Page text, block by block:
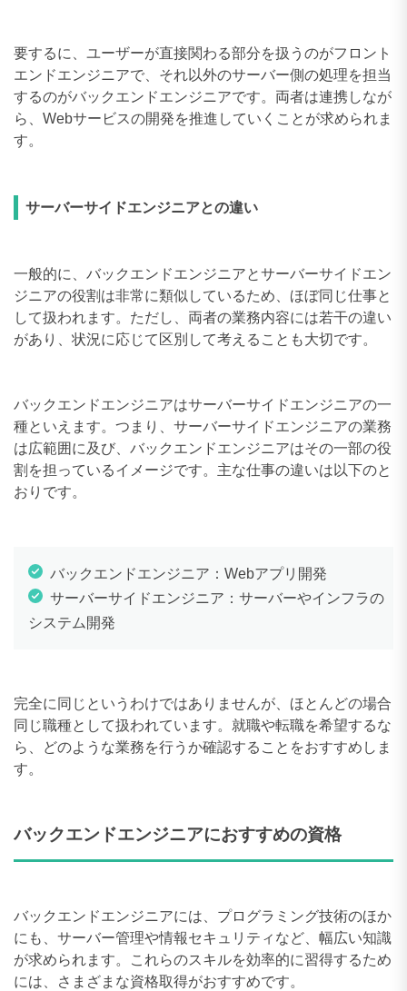
要するに、ユーザーが直接関わる部分を扱うのがフロント
エンドエンジニアで、それ以外のサーバー側の処理を担当
するのがバックエンドエンジニアです。両者は連携しなが
ら、Webサービスの開発を推進していくことが求められま
す。
サーバーサイドエンジニアとの違い
一般的に、バックエンドエンジニアとサーバーサイドエン
ジニアの役割は非常に類似しているため、ほぼ同じ仕事と
して扱われます。ただし、両者の業務内容には若干の違い
があり、状況に応じて区別して考えることも大切です。
バックエンドエンジニアはサーバーサイドエンジニアの一
種といえます。つまり、サーバーサイドエンジニアの業務
は広範囲に及び、バックエンドエンジニアはその一部の役
割を担っているイメージです。主な仕事の違いは以下のと
おりです。
バックエンドエンジニア：Webアプリ開発
サーバーサイドエンジニア：サーバーやインフラの
システム開発
完全に同じというわけではありませんが、ほとんどの場合
同じ職種として扱われています。就職や転職を希望するな
ら、どのような業務を行うか確認することをおすすめしま
す。
バックエンドエンジニアにおすすめの資格
バックエンドエンジニアには、プログラミング技術のほか
にも、サーバー管理や情報セキュリティなど、幅広い知識
が求められます。これらのスキルを効率的に習得するため
には、さまざまな資格取得がおすすめです。